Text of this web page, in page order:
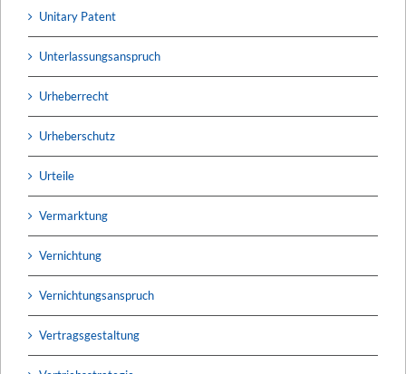
Unitary Patent
Unterlassungsanspruch
Urheberrecht
Urheberschutz
Urteile
Vermarktung
Vernichtung
Vernichtungsanspruch
Vertragsgestaltung